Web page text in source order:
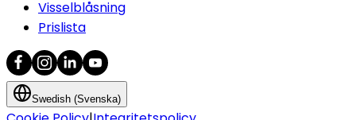
Visselblåsning
Prislista
Swedish (Svenska)